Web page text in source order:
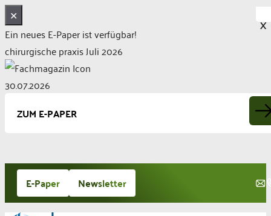
✕
Ein neues E-Paper ist verfügbar!
chirurgische praxis Juli 2026
30.07.2026
ZUM E-PAPER
Zum
Inhalt
springen
E-Paper Newsletter
X